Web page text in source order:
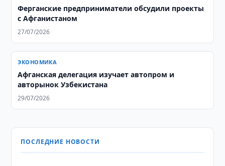
Ферганские предприниматели обсудили проекты
с Афганистаном
27/07/2026
ЭКОНОМИКА
Афганская делегация изучает автопром и
авторынок Узбекистана
29/07/2026
ПОСЛЕДНИЕ НОВОСТИ